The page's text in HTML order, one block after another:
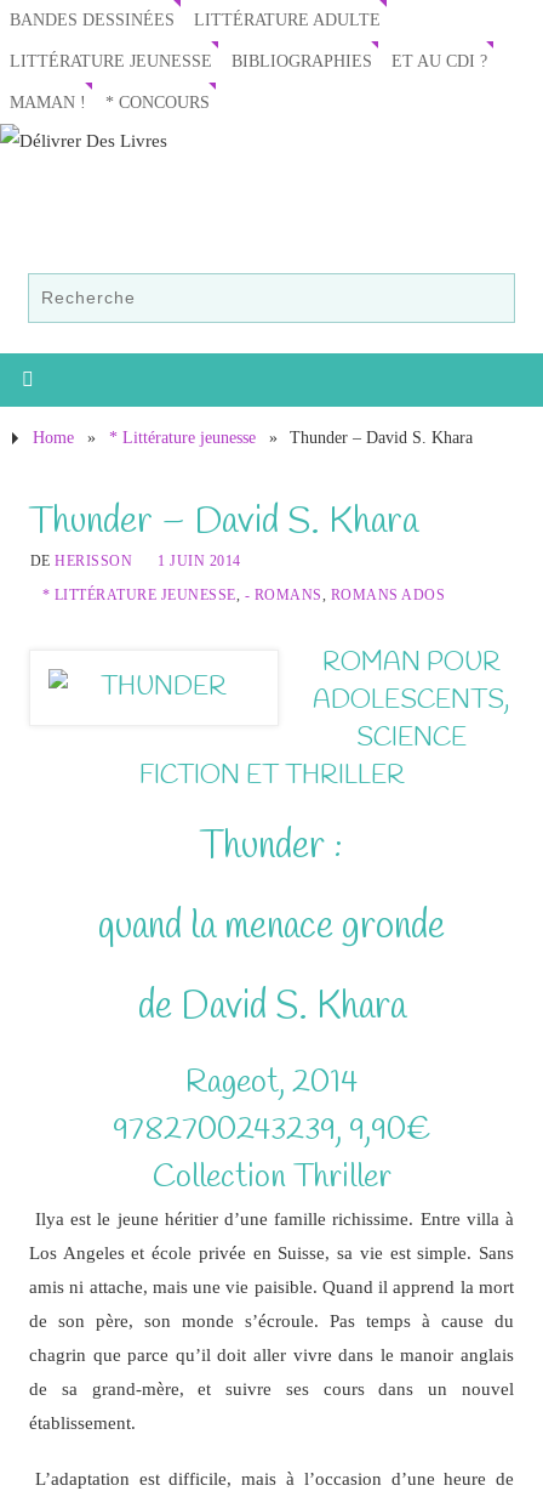
BANDES DESSINÉES LITTÉRATURE ADULTE
LITTÉRATURE JEUNESSE BIBLIOGRAPHIES ET AU CDI ?
MAMAN ! * CONCOURS
Home » * Littérature jeunesse » Thunder – David S. Khara
Thunder – David S. Khara
DEHERISSON
1 JUIN 2014
* LITTÉRATURE JEUNESSE, - ROMANS, ROMANS ADOS
ROMAN POUR
ADOLESCENTS,
SCIENCE
FICTION ET THRILLER
Thunder :
quand la menace gronde
de David S. Khara
Rageot, 2014
9782700243239, 9,90€
Collection Thriller
Ilya est le jeune héritier d’une famille richissime. Entre villa à
Los Angeles et école privée en Suisse, sa vie est simple. Sans
amis ni attache, mais une vie paisible. Quand il apprend la mort
de son père, son monde s’écroule. Pas temps à cause du
chagrin que parce qu’il doit aller vivre dans le manoir anglais
de sa grand-mère, et suivre ses cours dans un nouvel
établissement.
L’adaptation est difficile, mais à l’occasion d’une heure de